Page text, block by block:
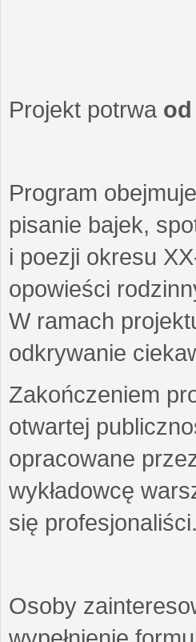
Projekt potrwa
Program
pisanie bajek,
i poezji okresu
opowieści
W ramach
odkrywanie
Zakończeniem
otwartej
opracowane
wykładowcę
się profesjonaliści.
Osoby